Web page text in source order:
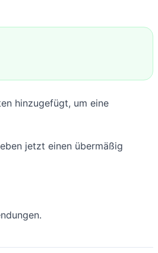
hinzugefügt, um eine
jetzt einen übermäßig